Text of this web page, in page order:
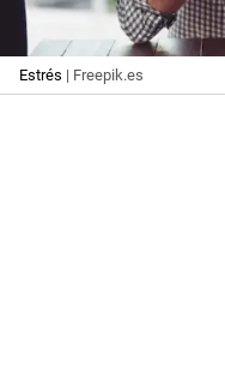
Estrés | Freepik.es